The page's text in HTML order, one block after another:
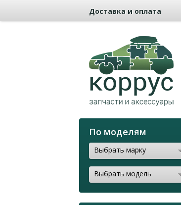
Доставка и оплата
По моделям
Выбрать марку
Выбрать модель